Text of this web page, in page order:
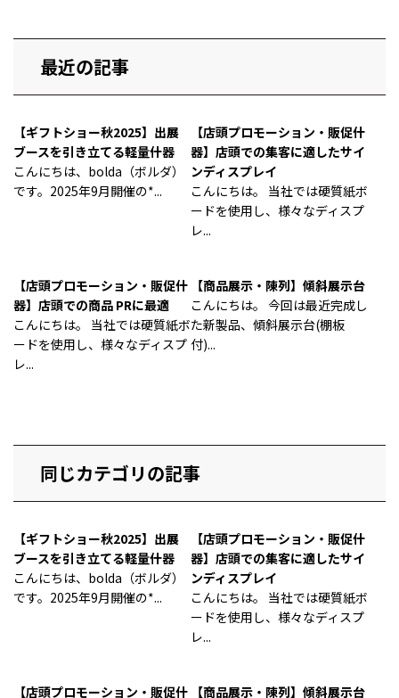
最近の記事
【ギフトショー秋2025】出展
ブースを引き立てる軽量什器
こんにちは、bolda（ボルダ）
です。2025年9月開催の*...
【店頭プロモーション・販促什
器】店頭での集客に適したサイ
ンディスプレイ
こんにちは。 当社では硬質紙ボ
ードを使用し、様々なディスプ
レ...
【店頭プロモーション・販促什
器】店頭での商品 PRに最適
こんにちは。 当社では硬質紙ボ
ードを使用し、様々なディスプ
レ...
【商品展示・陳列】傾斜展示台
こんにちは。 今回は最近完成し
た新製品、傾斜展示台(棚板
付)...
同じカテゴリの記事
【ギフトショー秋2025】出展
ブースを引き立てる軽量什器
こんにちは、bolda（ボルダ）
です。2025年9月開催の*...
【店頭プロモーション・販促什
器】店頭での集客に適したサイ
ンディスプレイ
こんにちは。 当社では硬質紙ボ
ードを使用し、様々なディスプ
レ...
【店頭プロモーション・販促什 【商品展示・陳列】傾斜展示台